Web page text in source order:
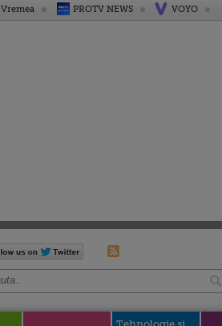
Vremea PROTV NEWS VOYO